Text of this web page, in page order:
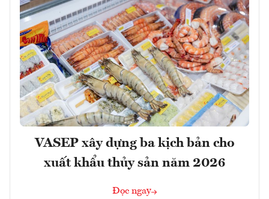
VASEP xây dựng ba kịch bản cho
xuất khẩu thủy sản năm 2026
Đọc ngay